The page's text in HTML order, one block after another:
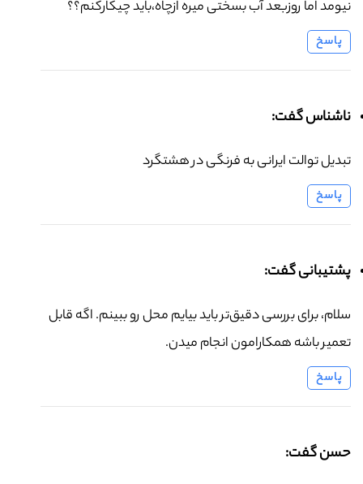
نیومد اما روزبعد آب بسختی میره ازچاه،باید چیکارکنم؟؟
پاسخ
ناشناس گفت:
تبدیل توالت ایرانی به فرنگی در هشتگرد
پاسخ
پشتیبانی گفت:
سلام، برای بررسی دقیق‌تر باید بیایم محل رو ببینم. اگه قابل
تعمیر باشه همکارامون انجام میدن.
پاسخ
حسن گفت: